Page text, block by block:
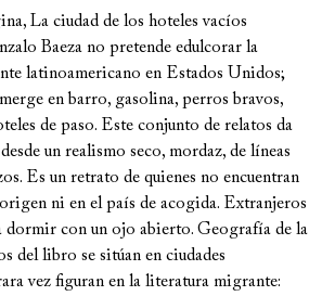
La ciudad de los hoteles vacíos
Baeza no pretende edulcorar la
latinoamericano en Estados Unidos;
en barro, gasolina, perros bravos,
de paso. Este conjunto de relatos da
un realismo seco, mordaz, de líneas
Es un retrato de quienes no encuentran
ni en el país de acogida. Extranjeros
dormir con un ojo abierto. Geografía de la
del libro se sitúan en ciudades
vez figuran en la literatura migrante: